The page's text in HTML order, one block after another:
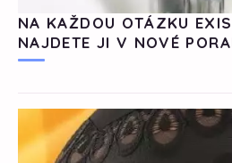
NA KAŽDOU OTÁZKU
NAJDETE JI V NOVÉ